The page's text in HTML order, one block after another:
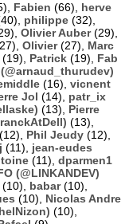
Fabien (66), herve
philippe (32),
Olivier Auber(29),
Olivier(27), Marc
(19), Patrick (19), Fab
(16), vicnent
Jol (14), patr_ix
(13), Pierre
(13),
Phil Jeudy (12),
(11), jean-eudes
(11), dparmen1
(@LINKANDEV)
(10), babar(10),
(10), Nicolas Andre
(10),